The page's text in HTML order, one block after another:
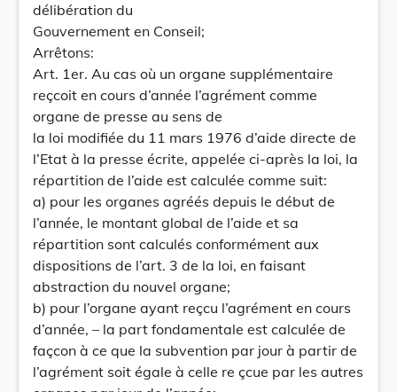
délibération du
Gouvernement en Conseil;
Arrêtons:
Art. 1er. Au cas où un organe supplémentaire
reçcoit en cours d’année l’agrément comme
organe de presse au sens de
la loi modifiée du 11 mars 1976 d’aide directe de
l’Etat à la presse écrite, appelée ci-après la loi, la
répartition de l’aide est calculée comme suit:
a) pour les organes agréés depuis le début de
l’année, le montant global de l’aide et sa
répartition sont calculés conformément aux
dispositions de l’art. 3 de la loi, en faisant
abstraction du nouvel organe;
b) pour l’organe ayant reçcu l’agrément en cours
d’année, – la part fondamentale est calculée de
façcon à ce que la subvention par jour à partir de
l’agrément soit égale à celle re çcue par les autres